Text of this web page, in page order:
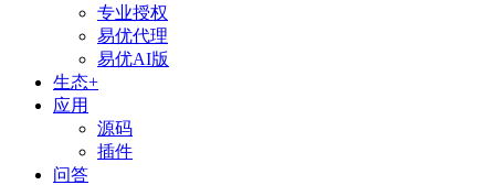
专业授权
易优代理
易优AI版
生态+
应用
源码
插件
问答